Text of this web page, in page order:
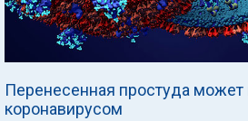
Перенесенная простуда может
коронавирусом